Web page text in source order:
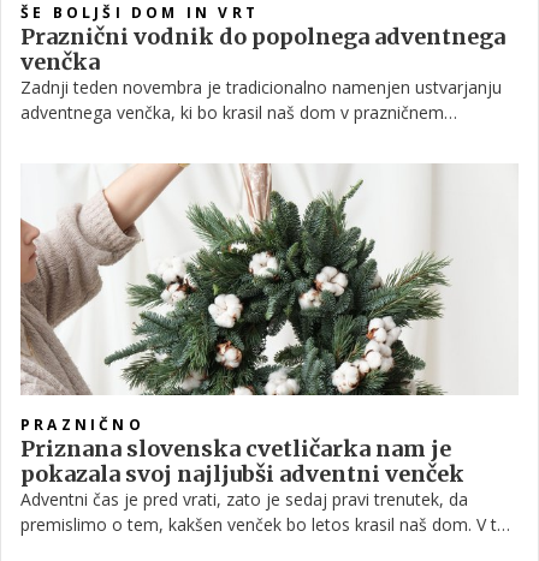
ŠE BOLJŠI DOM IN VRT
Praznični vodnik do popolnega adventnega
venčka
Zadnji teden novembra je tradicionalno namenjen ustvarjanju
adventnega venčka, ki bo krasil naš dom v prazničnem
venčka do pregleda letošnjih trendov.
PRAZNIČNO
Priznana slovenska cvetličarka nam je
pokazala svoj najljubši adventni venček
Adventni čas je pred vrati, zato je sedaj pravi trenutek, da
premislimo o tem, kakšen venček bo letos krasil naš dom. V ta